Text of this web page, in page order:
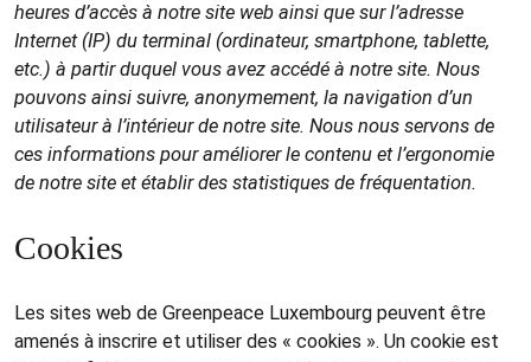
heures d’accès à notre site web ainsi que sur l’adresse
Internet (IP) du terminal (ordinateur, smartphone, tablette,
etc.) à partir duquel vous avez accédé à notre site. Nous
pouvons ainsi suivre, anonymement, la navigation d’un
utilisateur à l’intérieur de notre site. Nous nous servons de
ces informations pour améliorer le contenu et l’ergonomie
de notre site et établir des statistiques de fréquentation.
Cookies
Les sites web de Greenpeace Luxembourg peuvent être
amenés à inscrire et utiliser des « cookies ». Un cookie est